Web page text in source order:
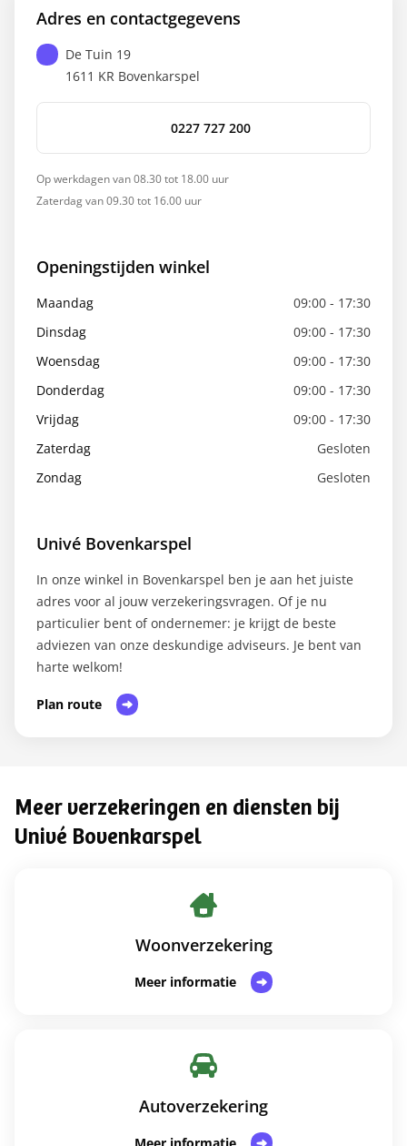
Adres en contactgegevens
De Tuin 19
1611 KR Bovenkarspel
0227 727 200
Op werkdagen van 08.30 tot 18.00 uur
Zaterdag van 09.30 tot 16.00 uur
Openingstijden winkel
Maandag
09:00 - 17:30
Dinsdag
09:00 - 17:30
Woensdag
09:00 - 17:30
Donderdag
09:00 - 17:30
Vrijdag
09:00 - 17:30
Zaterdag
Gesloten
Zondag
Gesloten
Univé Bovenkarspel
In onze winkel in Bovenkarspel ben je aan het juiste
adres voor al jouw verzekeringsvragen. Of je nu
particulier bent of ondernemer: je krijgt de beste
adviezen van onze deskundige adviseurs. Je bent van
harte welkom!
Plan route
Meer verzekeringen en diensten bij
Univé Bovenkarspel
Woonverzekering
Meer informatie
Autoverzekering